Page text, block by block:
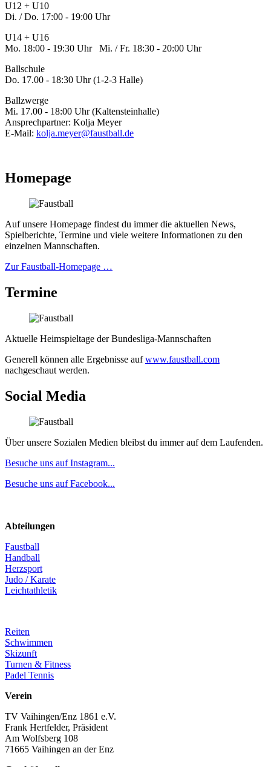
U12 + U10
Di. / Do. 17:00 - 19:00 Uhr
U14 + U16
Mo. 18:00 - 19:30 Uhr Mi. / Fr. 18:30 - 20:00 Uhr
Ballschule
Do. 17.00 - 18:30 Uhr (1-2-3 Halle)
Ballzwerge
Mi. 17.00 - 18:00 Uhr (Kaltensteinhalle)
Ansprechpartner: Kolja Meyer
E-Mail: kolja.meyer@faustball.de
Homepage
Auf unsere Homepage findest du immer die aktuellen News,
Spielberichte, Termine und viele weitere Informationen zu den
einzelnen Mannschaften.
Zur Faustball-Homepage …
Termine
Aktuelle Heimspieltage der Bundesliga-Mannschaften
Generell können alle Ergebnisse aufwww.faustball.com
nachgeschaut werden.
Social Media
Über unsere Sozialen Medien bleibst du immer auf dem Laufenden.
Besuche uns auf Instagram...
Besuche uns auf Facebook...
Abteilungen
Faustball
Handball
Herzsport
Judo / Karate
Leichtathletik
Reiten
Schwimmen
Skizunft
Turnen & Fitness
Padel Tennis
Verein
TV Vaihingen/Enz 1861 e.V.
Frank Hertfelder, Präsident
Am Wolfsberg 108
71665 Vaihingen an der Enz